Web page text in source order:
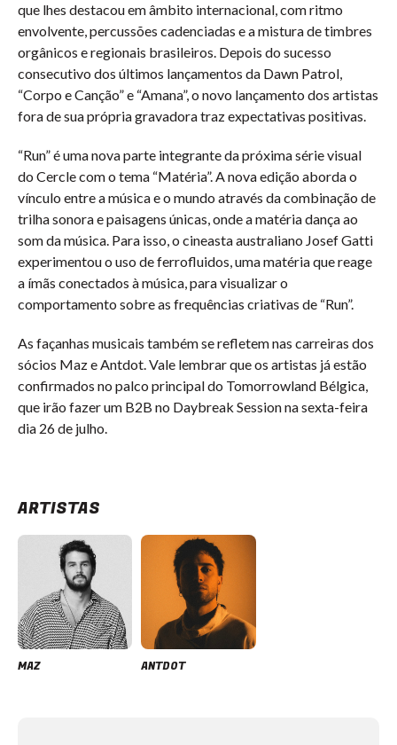
que lhes destacou em âmbito internacional, com ritmo
envolvente, percussões cadenciadas e a mistura de timbres
orgânicos e regionais brasileiros. Depois do sucesso
consecutivo dos últimos lançamentos da Dawn Patrol,
“Corpo e Canção” e “Amana”, o novo lançamento dos artistas
fora de sua própria gravadora traz expectativas positivas.
“Run” é uma nova parte integrante da próxima série visual
do Cercle com o tema “Matéria”. A nova edição aborda o
vínculo entre a música e o mundo através da combinação de
trilha sonora e paisagens únicas, onde a matéria dança ao
som da música. Para isso, o cineasta australiano Josef Gatti
experimentou o uso de ferrofluidos, uma matéria que reage
a ímãs conectados à música, para visualizar o
comportamento sobre as frequências criativas de “Run”.
As façanhas musicais também se refletem nas carreiras dos
sócios Maz e Antdot. Vale lembrar que os artistas já estão
confirmados no palco principal do Tomorrowland Bélgica,
que irão fazer um B2B no Daybreak Session na sexta-feira
dia 26 de julho.
ARTISTAS
MAZ ANTDOT